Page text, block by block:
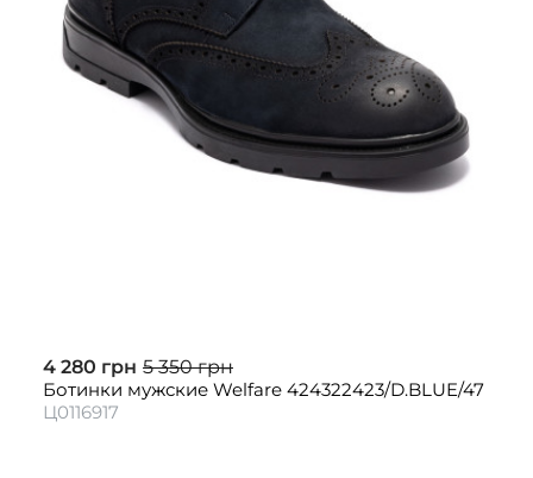
4 280 грн 5 350 грн
Ботинки мужские Welfare 424322423/D.BLUE/47
Ц0116917